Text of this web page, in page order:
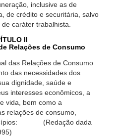
inclusive as de
de crédito e securitária, salvo
caráter trabalhista.
II
Relações de Consumo
das Relações de Consumo
das necessidades dos
dignidade, saúde e
interesses econômicos, a
vida, bem como a
relações de consumo,
(Redação dada